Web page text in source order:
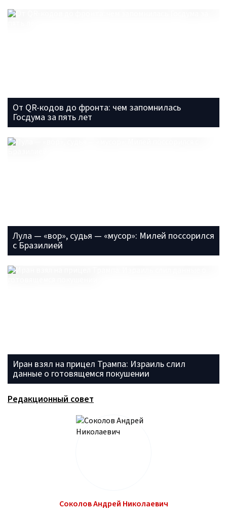
От QR-кодов до фронта: чем запомнилась
Госдума за пять лет
Лула — «вор», судья — «мусор»: Милей поссорился
с Бразилией
Иран взял на прицел Трампа: Израиль слил
данные о готовящемся покушении
Редакционный совет
Соколов Андрей Николаевич